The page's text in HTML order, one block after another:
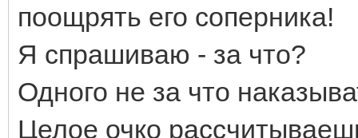
поощрять его соперника!
Я спрашиваю - за что?
Одного не за что
Целое очко